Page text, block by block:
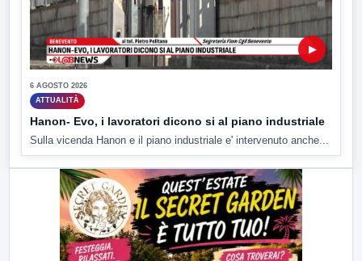
▶
6 AGOSTO 2026
ATTUALITÀ
Hanon- Evo, i lavoratori dicono si al piano industriale
Sulla vicenda Hanon e il piano industriale e' intervenuto anche...